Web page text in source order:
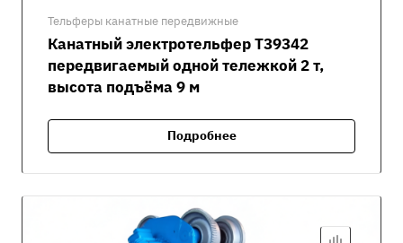
Тельферы канатные передвижные
Канатный электротельфер Т39342
передвигаемый одной тележкой 2 т,
высота подъёма 9 м
Подробнее